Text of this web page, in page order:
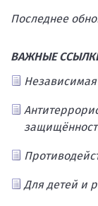
Последнее
ВАЖНЫЕ
Независимая
Для детей и